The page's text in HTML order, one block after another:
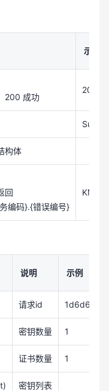
示例
200 成功
200
构体
回
编码}.{错误编号}
说明 示例
请求id
密钥数量 1
证书数量 1
密钥列表